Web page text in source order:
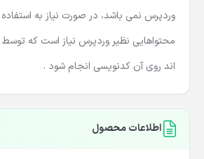
وردپرس نمی باشد، در صورت نیاز به
محتواهایی نظیر وردپرس نیاز است که
اند روی آن کدنویسی انجام شود .
اطلاعات محصول